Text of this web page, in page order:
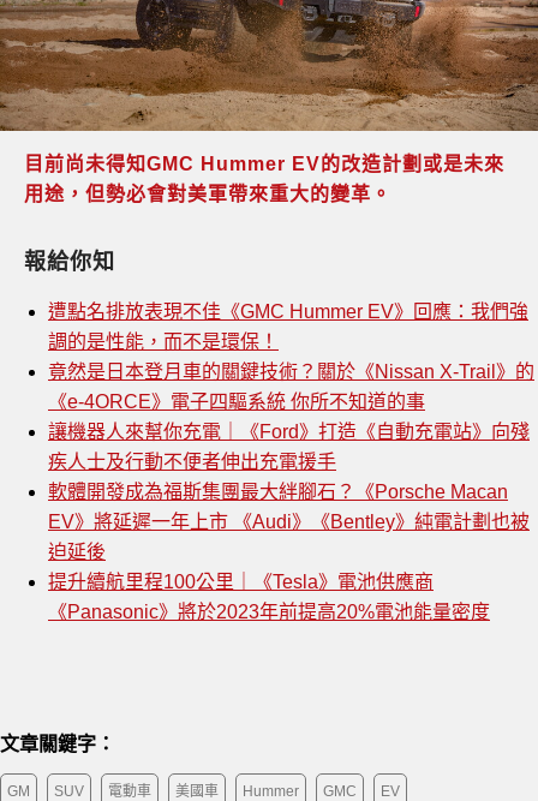
目前尚未得知GMC Hummer EV的改造計劃或是未來
用途，但勢必會對美軍帶來重大的變革。
報給你知
遭點名排放表現不佳《GMC Hummer EV》回應：我們強
調的是性能，而不是環保！
竟然是日本登月車的關鍵技術？關於《Nissan X-Trail》的
《e-4ORCE》電子四驅系統 你所不知道的事
讓機器人來幫你充電｜《Ford》打造《自動充電站》向殘
疾人士及行動不便者伸出充電援手
軟體開發成為福斯集團最大絆腳石？《Porsche Macan
EV》將延遲一年上市 《Audi》《Bentley》純電計劃也被
迫延後
提升續航里程100公里｜《Tesla》電池供應商
《Panasonic》將於2023年前提高20%電池能量密度
文章關鍵字：
GM SUV 電動車 美國車 Hummer GMC EV